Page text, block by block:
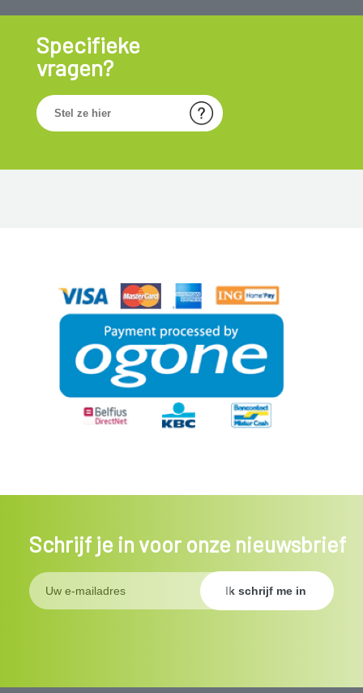
Specifieke
vragen?
Schrijf je in voor onze nieuwsbrief